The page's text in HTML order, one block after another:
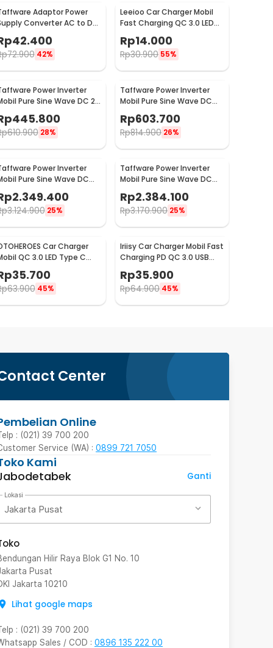
Adaptor Power
Converter AC to DC
42.400
72.900 42%
Leeioo Car Charger Mobil
Fast Charging QC 3.0 LED
Rp14.000
Rp30.900 55%
Power Inverter
Pure Sine Wave DC 24
to AC 220V 1000W -
445.800
610.900 28%
Taffware Power Inverter
Mobil Pure Sine Wave DC
12V to AC 220V 1600W -
NBQ1600W
Rp603.700
Rp814.900 26%
Power Inverter
Pure Sine Wave DC
12V to AC 220V 6000W -
2.349.400
3.124.900 25%
Taffware Power Inverter
Mobil Pure Sine Wave DC
24V to AC 220V 6000W -
NBQ6000W
Rp2.384.100
Rp3.170.900 25%
Car Charger
QC 3.0 LED Type C
USB Cigarette 2.4A 22.5W -
35.700
63.900 45%
Iriisy Car Charger Mobil Fast
Charging PD QC 3.0 USB
Type C A 2.4A 54W -
PD20W
Rp35.900
Rp64.900 45%
Center
Online
: (021) 39 700 200
Service (WA) : 0899 721 7050
Kami
Ganti
Lokasi
Jakarta Pusat
Hilir Raya Blok G1 No. 10
Pusat
Jakarta 10210
Lihat google maps
: (021) 39 700 200
Sales / COD : 0896 135 222 00